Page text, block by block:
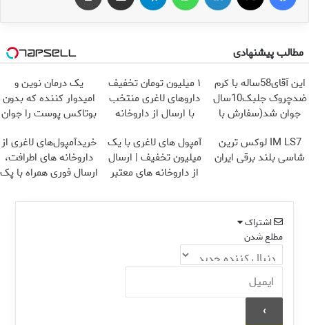
مطالب پیشنهادی
این آقای58ساله با کرم
ضدچروک جلبک10سال
جوان شد(سفارش با
۱ میلیون تومان تخفیف
داروهای لاغری منتخب
با ارسال از داروخانه
یک درمان نوین و
امیدوار کننده که بدون
بوتاکس پوست را جوان
IM LS7 لوکس ترین
شاسی بلند برقی ایران
آمپول های لاغری با یک
میلیون تخفیف | ارسال
از داروخانه های معتبر
خریدآمپول‌های لاغری از
داروخانه های اطرافت،
ارسال فوری همراه با پک
اشتراک
مطلع شدن